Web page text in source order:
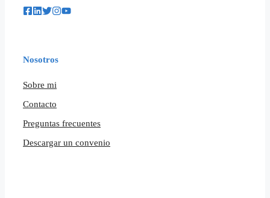
Nosotros
Sobre mi
Contacto
Preguntas frecuentes
Descargar un convenio